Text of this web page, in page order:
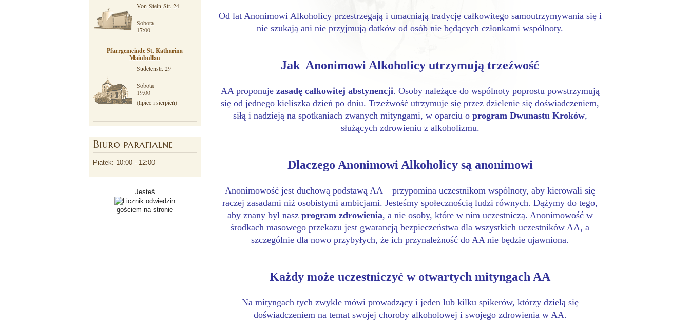
Von-Stein-Str. 24
Sobota
17:00
Pfarrgemeinde St. Katharina
Mainbullau
Sudetenstr. 29
Sobota
19:00
(lipiec i sierpień)
Biuro parafialne
Piątek: 10:00 - 12:00
Jesteś
gościem na stronie
Od lat Anonimowi Alkoholicy przestrzegają i umacniają tradycję całkowitego samoutrzymywania się i
nie szukają ani nie przyjmują datków od osób nie będących członkami wspólnoty.
Jak Anonimowi Alkoholicy utrzymują trzeźwość
AA proponuje zasadę całkowitej abstynencji. Osoby należące do wspólnoty poprostu powstrzymują
się od jednego kieliszka dzień po dniu. Trzeźwość utrzymuje się przez dzielenie się doświadczeniem,
siłą i nadzieją na spotkaniach zwanych mityngami, w oparciu o program Dwunastu Kroków,
służących zdrowieniu z alkoholizmu.
Dlaczego Anonimowi Alkoholicy są anonimowi
Anonimowość jest duchową podstawą AA – przypomina uczestnikom wspólnoty, aby kierowali się
raczej zasadami niż osobistymi ambicjami. Jesteśmy społecznością ludzi równych. Dążymy do tego,
aby znany był nasz program zdrowienia, a nie osoby, które w nim uczestniczą. Anonimowość w
środkach masowego przekazu jest gwarancją bezpieczeństwa dla wszystkich uczestników AA, a
szczególnie dla nowo przybyłych, że ich przynależność do AA nie będzie ujawniona.
Każdy może uczestniczyć w otwartych mityngach AA
Na mityngach tych zwykle mówi prowadzący i jeden lub kilku spikerów, którzy dzielą się
doświadczeniem na temat swojej choroby alkoholowej i swojego zdrowienia w AA.